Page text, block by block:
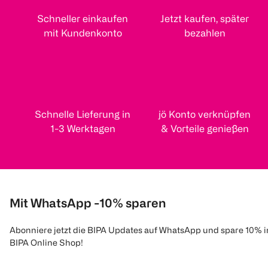
Schneller einkaufen
mit Kundenkonto
Jetzt kaufen, später
bezahlen
Schnelle Lieferung in
1-3 Werktagen
jö Konto verknüpfen
& Vorteile genießen
Mit WhatsApp -10% sparen
Abonniere jetzt die BIPA Updates auf WhatsApp und spare 10%
BIPA Online Shop!